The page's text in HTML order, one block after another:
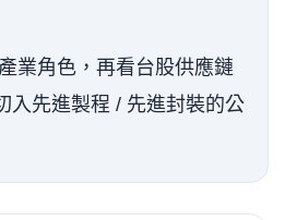
業角色，再看台股供應鏈
入先進製程 / 先進封裝的公